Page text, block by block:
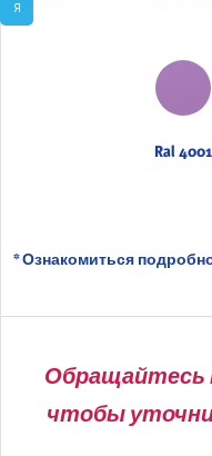
Я
Ral 4001
* Ознакомиться
Обращайтесь
чтобы